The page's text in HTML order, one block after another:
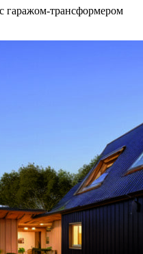
гаражом-трансформером